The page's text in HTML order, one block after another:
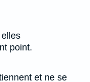
point.
et ne se